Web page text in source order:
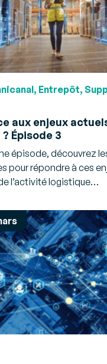
Entrepôt,
aux enjeux
Épisode 3
épisode, découvrez
pour répondre à ces
l’activité logistique…